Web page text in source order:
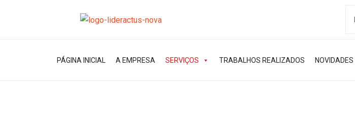
PÁGINA INICIAL A EMPRESA SERVIÇOS TRABALHOS REALIZADOS NOVIDADES